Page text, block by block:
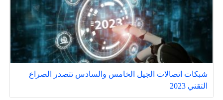
شبكات اتصالات الجيل الخامس والسادس تتصدر الصراع
التقني 2023